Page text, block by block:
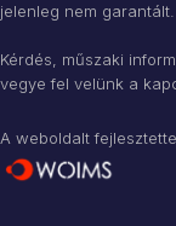
jelenleg nem garantált.
Kérdés, műszaki
vegye fel velünk a
A weboldalt